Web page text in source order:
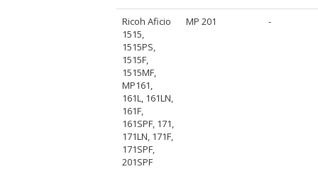
Ricoh Aficio
1515,
1515PS,
1515F,
1515MF,
MP161,
161L, 161LN,
161F,
161SPF, 171,
171LN, 171F,
171SPF,
201SPF
MP 201 -